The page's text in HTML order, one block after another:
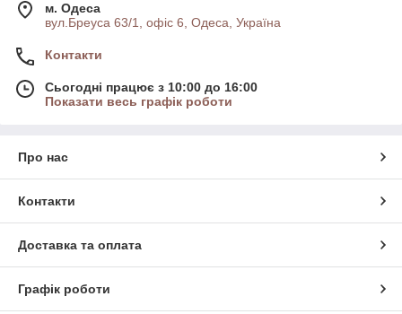
м. Одеса
вул.Бреуса 63/1, офіс 6, Одеса, Україна
Контакти
Сьогодні працює з 10:00 до 16:00
Показати весь графік роботи
Про нас
Контакти
Доставка та оплата
Графік роботи